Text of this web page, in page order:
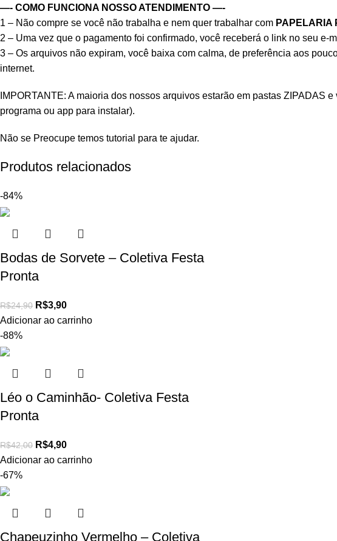
—- COMO FUNCIONA NOSSO ATENDIMENTO —-
1 – Não compre se você não trabalha e nem quer trabalhar com PAPELARIA
2 – Uma vez que o pagamento foi confirmado, você receberá o link no seu e-
3 – Os arquivos não expiram, você baixa com calma, de preferência aos
internet.
IMPORTANTE: A maioria dos nossos arquivos estarão em pastas ZIPADAS
programa ou app para instalar).
Não se Preocupe temos tutorial para te ajudar.
Produtos relacionados
-84%
Bodas de Sorvete – Coletiva Festa
Pronta
R$24,90 R$3,90
Adicionar ao carrinho
-88%
Léo o Caminhão- Coletiva Festa
Pronta
R$42,00 R$4,90
Adicionar ao carrinho
-67%
Chapeuzinho Vermelho – Coletiva